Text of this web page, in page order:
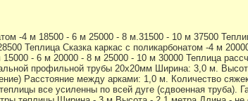
-4 м 18500 - 6 м 25000 - 8 м.31500 - 10 м 37500
Теплица Сказка каркас с поликарбонатом -4 м
- 6 м 20000 - 8 м 25000 - 10 м 30000 Теплица
профильной трубы 20х20мм Ширина: 3,0 м.
Расстояние между арками: 1,0 м. Количество
все усиленны по всей дуге (сдвоенная труба).